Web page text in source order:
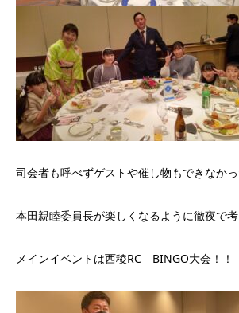
司会者も呼べずゲストや催し物もできなか
本田親睦委員長が楽しくなるように徹夜で
メインイベントは西稜RC BINGO大会！！